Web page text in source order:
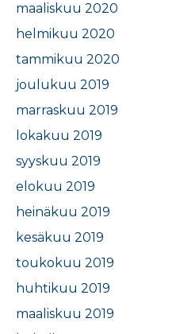
maaliskuu 2020
helmikuu 2020
tammikuu 2020
joulukuu 2019
marraskuu 2019
lokakuu 2019
syyskuu 2019
elokuu 2019
heinäkuu 2019
kesäkuu 2019
toukokuu 2019
huhtikuu 2019
maaliskuu 2019